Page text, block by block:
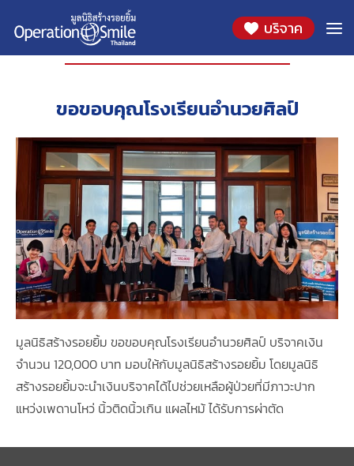
บริจาค
องค์กรที่ร่วมสนับสนุน
ขอขอบคุณโรงเรียนอำนวยศิลป์
มูลนิธิสร้างรอยยิ้ม ขอขอบคุณโรงเรียนอำนวยศิลป์ บริจาคเงิน
จำนวน 120,000 บาท มอบให้กับมูลนิธิสร้างรอยยิ้ม โดยมูลนิธิ
สร้างรอยยิ้มจะนำเงินบริจาคได้ไปช่วยเหลือผู้ป่วยที่มีภาวะปาก
แหว่งเพดานโหว่ นิ้วติดนิ้วเกิน แผลไหม้ ได้รับการผ่าตัด